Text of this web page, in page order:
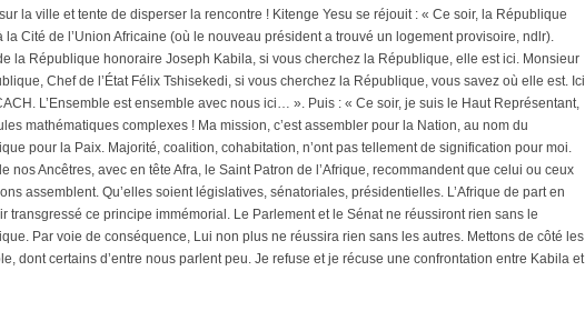
la ville et tente de disperser la rencontre ! Kitenge Yesu se réjouit : « Ce soir, la République
la Cité de l’Union Africaine (où le nouveau président a trouvé un logement provisoire, ndlr).
la République honoraire Joseph Kabila, si vous cherchez la République, elle est ici. Monsieur
Chef de l’État Félix Tshisekedi, si vous cherchez la République, vous savez où elle est. Ici
L’Ensemble est ensemble avec nous ici… ». Puis : « Ce soir, je suis le Haut Représentant,
mathématiques complexes ! Ma mission, c’est assembler pour la Nation, au nom du
pour la Paix. Majorité, coalition, cohabitation, n’ont pas tellement de signification pour moi.
nos Ancêtres, avec en tête Afra, le Saint Patron de l’Afrique, recommandent que celui ou ceux
assemblent. Qu’elles soient législatives, sénatoriales, présidentielles. L’Afrique de part en
transgressé ce principe immémorial. Le Parlement et le Sénat ne réussiront rien sans le
Par voie de conséquence, Lui non plus ne réussira rien sans les autres. Mettons de côté les
dont certains d’entre nous parlent peu. Je refuse et je récuse une confrontation entre Kabila et